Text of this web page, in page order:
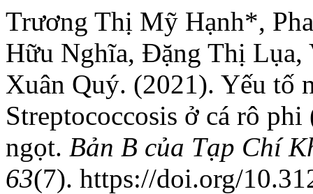
Trương Thị Mỹ Hạnh*,
Hữu Nghĩa, Đặng Thị
Xuân Quý. (2021). Yếu tố
Streptococcosis ở cá rô phi
ngọt. Bản B của Tạp Chí
63(7). https://doi.org/